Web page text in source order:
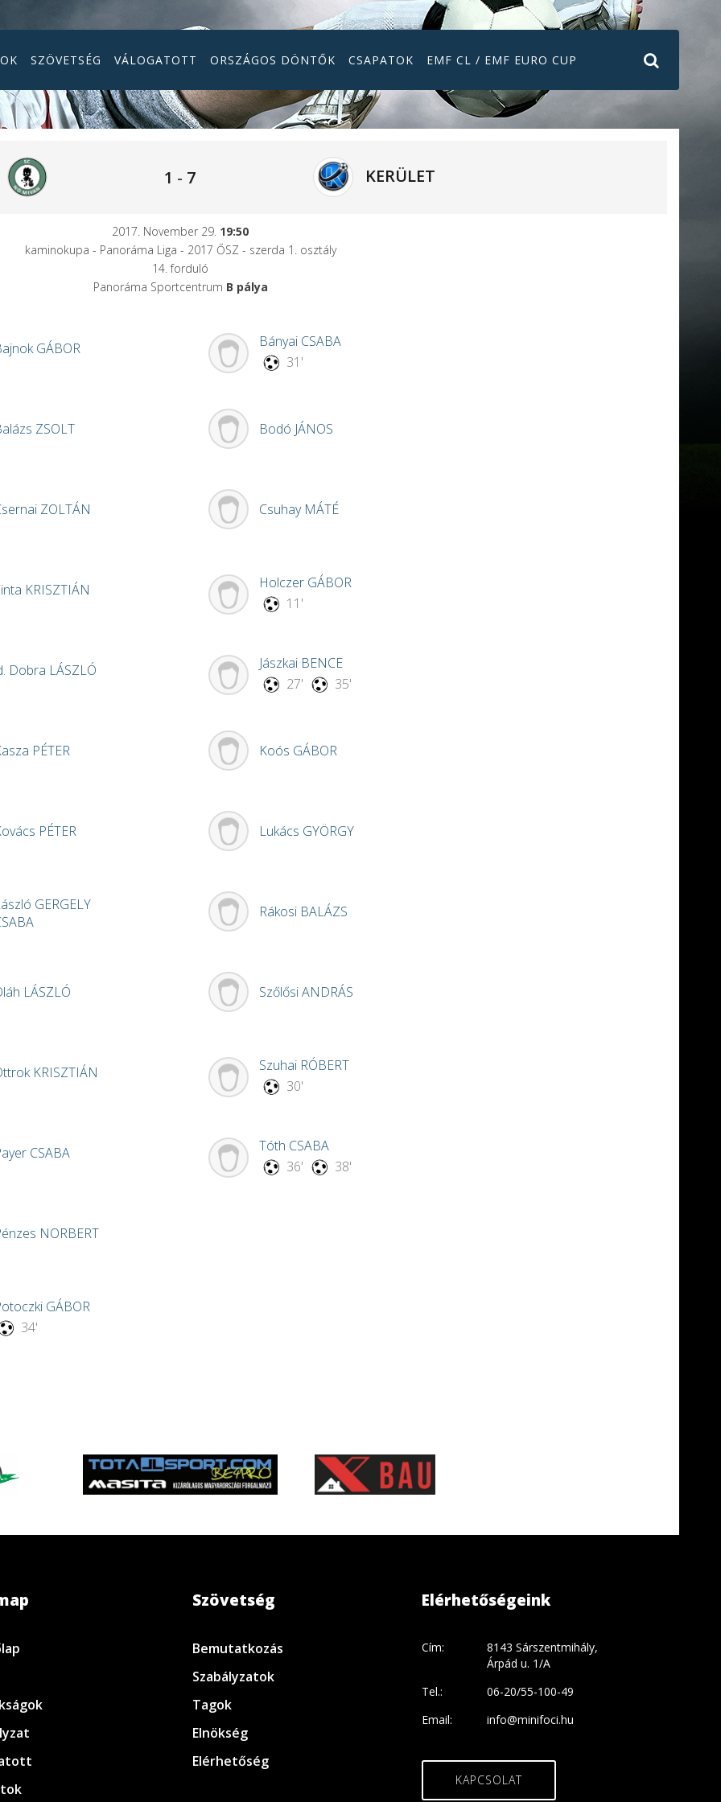
SZÖVETSÉG VÁLOGATOTT ORSZÁGOS DÖNTŐK CSAPATOK EMF CL / EMF EURO CUP
1 - 7 KERÜLET
2017. November 29. 19:50
kaminokupa - Panoráma Liga - 2017 ŐSZ - szerda 1. osztály
14. forduló
Panoráma Sportcentrum B pálya
GÁBOR
ZSOLT
ZOLTÁN
KRISZTIÁN
Dobra LÁSZLÓ
PÉTER
PÉTER
GERGELY
LÁSZLÓ
KRISZTIÁN
CSABA
NORBERT
GÁBOR
34'
Bányai CSABA
31'
Bodó JÁNOS
Csuhay MÁTÉ
Holczer GÁBOR
11'
Jászkai BENCE
27'
35'
Koós GÁBOR
Lukács GYÖRGY
Rákosi BALÁZS
SzőlősiANDRÁS
Szuhai RÓBERT
30'
Tóth CSABA
36'
38'
Szövetség
Bemutatkozás
Szabályzatok
Tagok
Elnökség
Elérhetőség
Elérhetőségeink
Cím:
8143 Sárszentmihály,
Árpád u. 1/A
Tel.:
06-20/55-100-49
Email:
info@minifoci.hu
KAPCSOLAT